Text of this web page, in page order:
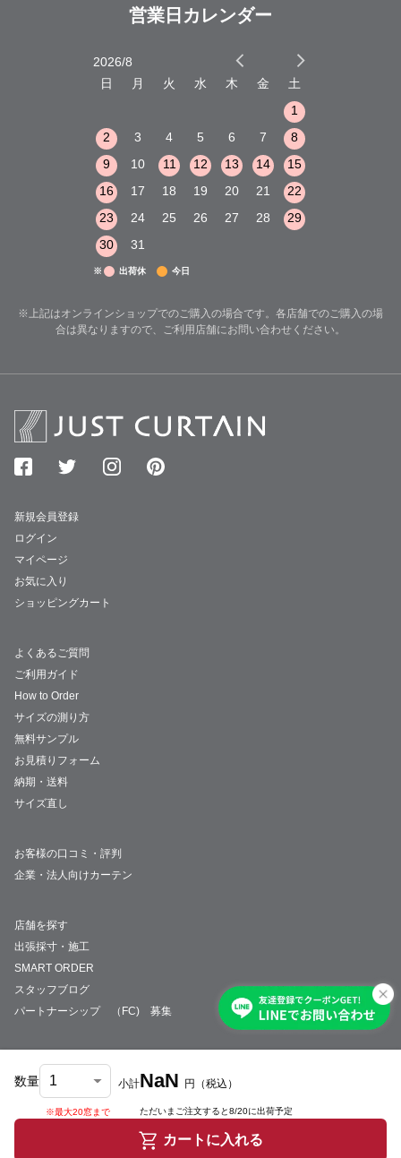
数量
※最大20窓まで
小計NaN 円 （税込）
ただいまご注文すると8/20に出荷予定
カートに入れる
営業日カレンダー
2026/8
日
月 火 水 木 金
土
1
2
3 4 5 6 7
8
9
10 11 12 13 14
15
16
17 18 19 20 21
22
23
24 25 26 27 28
29
30
31
※ 出荷休 今日
※上記はオンラインショップでのご購入の場合です。各店舗でのご購入の場
合は異なりますので、ご利用店舗にお問い合わせください。
新規会員登録
ログイン
マイページ
お気に入り
ショッピングカート
よくあるご質問
ご利用ガイド
How to Order
サイズの測り方
無料サンプル
お見積りフォーム
納期・送料
サイズ直し
お客様の口コミ・評判
企業・法人向けカーテン
店舗を探す
出張採寸・施工
SMART ORDER
スタッフブログ
パートナーシップ （FC) 募集
会社概要 採用情報特定商取引法について
© JUST CURTAIN